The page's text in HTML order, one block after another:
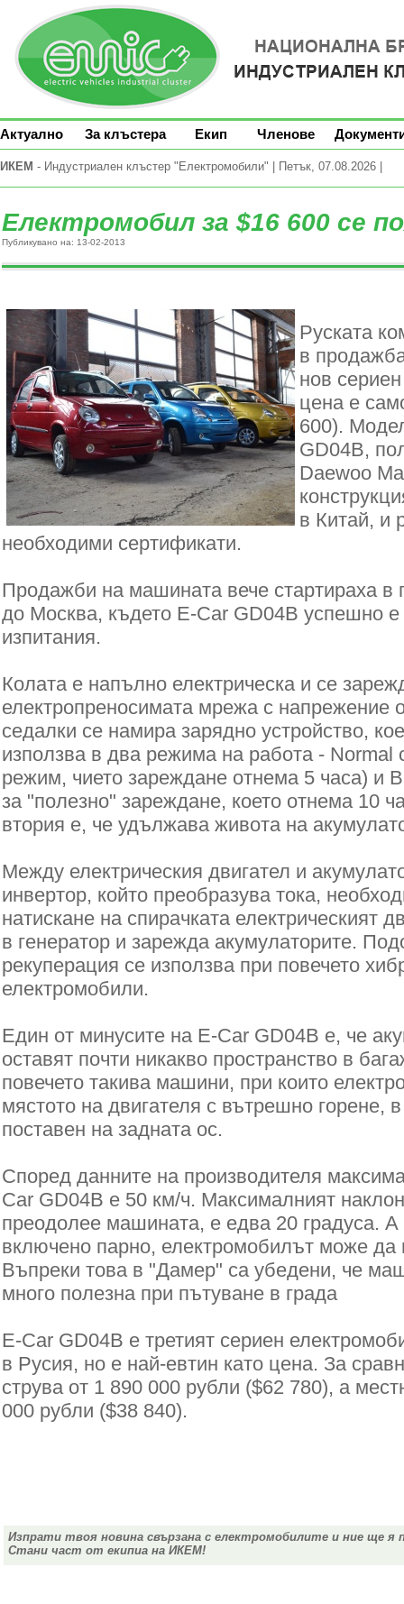
Актуално За клъстера Екип Членове
ИКЕМ - Индустриален клъстер "Електромобили" | Петък, 07.08.2026 |
Електромобил за $16 600 се
Публикувано на: 13-02-2013
Руската
в
нов
цена е
600).
GD04B,
Daewoo
в Китай, и
необходими сертификати.
Продажби на машината вече стартираха в
до Москва, където Е-Car GD04B успешно
изпитания.
Колата е напълно електрическа и се
електропреносимата мрежа с напрежение
седалки се намира зарядно устройство,
използва в два режима на работа - Normal
режим, чието зареждане отнема 5 часа) и
за "полезно" зареждане, което отнема 10
втория е, че удължава живота на
Между електрическия двигател и
инвертор, който преобразува тока,
натискане на спирачката електрическият
в генератор и зарежда акумулаторите.
рекуперация се използва при повечето
електромобили.
Един от минусите на Е-Car GD04B е, че
оставят почти никакво пространство в
повечето такива машини, при които
мястото на двигателя с вътрешно горене,
поставен на задната ос.
Според данните на производителя
Car GD04B е 50 км/ч. Максималният
преодолее машината, е едва 20 градуса. А
включено парно, електромобилът може да
Въпреки това в "Дамер" са убедени, че
много полезна при пътуване в града
E-Car GD04B е третият сериен
в Русия, но е най-евтин като цена. За
струва от 1 890 000 рубли ($62 780), а
000 рубли ($38 840).
Изпрати твоя новина свързана с електромобилите и ние ще я
Стани част от екипиа на ИКЕМ!